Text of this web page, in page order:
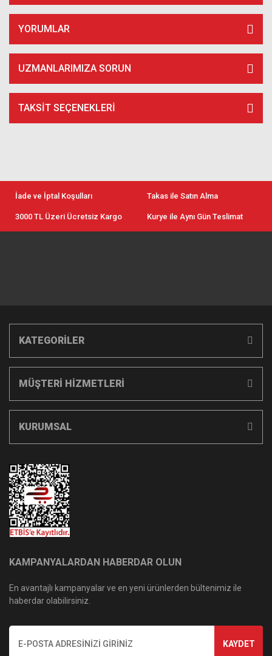
YORUMLAR
UZMANLARIMIZA SORUN
TAKSIT SEÇENEKLERI
İade ve İptal Koşulları Takas ile Satın Alma
3000 TL Üzeri Ücretsiz Kargo Kurye ile Aynı Gün Teslimat
KATEGORİLER
MÜŞTERİ HİZMETLERİ
KURUMSAL
KAMPANYALARDAN HABERDAR OLUN
En avantajlı kampanyalar ve en yeni ürünlerden bültenimiz ile
haberdar olabilirsiniz.
KAYDET